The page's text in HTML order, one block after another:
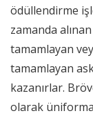
ödüllendirme
zamanda
tamamlayan
tamamlayan
kazanırlar.
olarak